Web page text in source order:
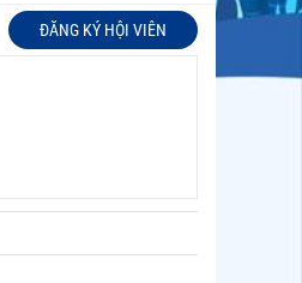
ĐĂNG KÝ HỘI VIÊN